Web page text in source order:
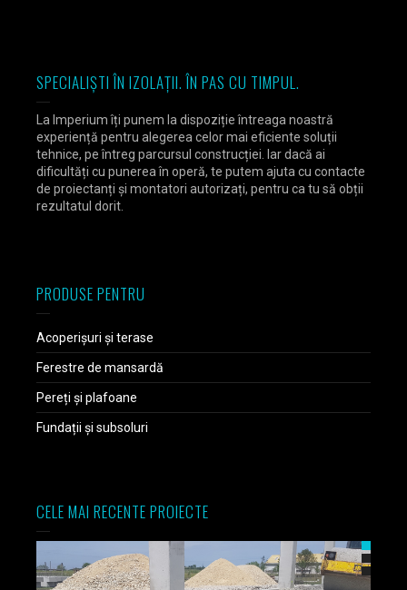
SPECIALIȘTI ÎN IZOLAȚII. ÎN PAS CU TIMPUL.
La Imperium îți punem la dispoziție întreaga noastră
experiență pentru alegerea celor mai eficiente soluții
tehnice, pe întreg parcursul construcției. Iar dacă ai
dificultăți cu punerea în operă, te putem ajuta cu contacte
de proiectanți și montatori autorizați, pentru ca tu să obții
rezultatul dorit.
PRODUSE PENTRU
Acoperișuri și terase
Ferestre de mansardă
Pereți și plafoane
Fundații și subsoluri
CELE MAI RECENTE PROIECTE